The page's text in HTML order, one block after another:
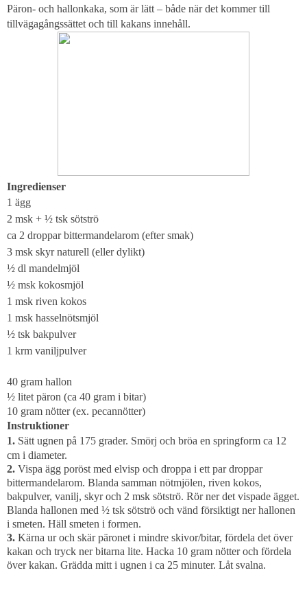
Päron- och hallonkaka, som är lätt – både när det kommer till
tillvägagångssättet och till kakans innehåll.
Ingredienser
1 ägg
2 msk + ½ tsk sötströ
ca 2 droppar bittermandelarom (efter smak)
3 msk skyr naturell (eller dylikt)
½ dl mandelmjöl
½ msk kokosmjöl
1 msk riven kokos
1 msk hasselnötsmjöl
½ tsk bakpulver
1 krm vaniljpulver
40 gram hallon
½ litet päron (ca 40 gram i bitar)
10 gram nötter (ex. pecannötter)
Instruktioner
1. Sätt ugnen på 175 grader. Smörj och bröa en springform ca 12
cm i diameter.
2. Vispa ägg poröst med elvisp och droppa i ett par droppar
bittermandelarom. Blanda samman nötmjölen, riven kokos,
bakpulver, vanilj, skyr och 2 msk sötströ. Rör ner det vispade ägget.
Blanda hallonen med ½ tsk sötströ och vänd försiktigt ner hallonen
i smeten. Häll smeten i formen.
3. Kärna ur och skär päronet i mindre skivor/bitar, fördela det över
kakan och tryck ner bitarna lite. Hacka 10 gram nötter och fördela
över kakan. Grädda mitt i ugnen i ca 25 minuter. Låt svalna.